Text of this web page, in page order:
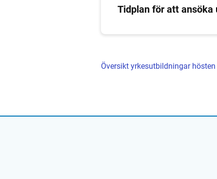
Tidplan för att ansöka
Översikt yrkesutbildningar